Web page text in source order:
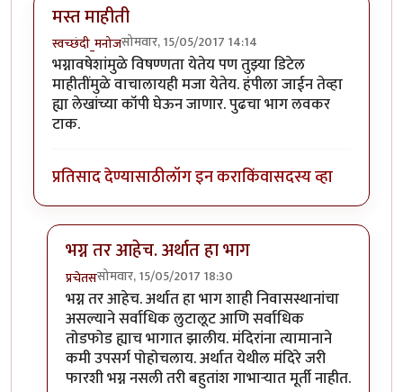
मस्त माहीती
स्वच्छंदी_मनोजसोमवार, 15/05/2017 14:14
भग्नावषेशांमुळे विषण्णता येतेय पण तुझ्या डिटेल
माहीतींमुळे वाचालायही मजा येतेय. हंपीला जाईन तेव्हा
ह्या लेखांच्या कॉपी घेऊन जाणार. पुढचा भाग लवकर
टाक.
प्रतिसाद देण्यासाठीलॉग इन कराकिंवासदस्य व्हा
भग्न तर आहेच. अर्थात हा भाग
प्रचेतससोमवार, 15/05/2017 18:30
In reply toमस्त माहीतीbyस्वच्छंदी_मनोज
भग्न तर आहेच. अर्थात हा भाग शाही निवासस्थानांचा
असल्याने सर्वाधिक लुटालूट आणि सर्वाधिक
तोडफोड ह्याच भागात झालीय. मंदिरांना त्यामानाने
कमी उपसर्ग पोहोचलाय. अर्थात येथील मंदिरे जरी
फारशी भग्न नसली तरी बहुतांश गाभाऱ्यात मूर्ती नाहीत.